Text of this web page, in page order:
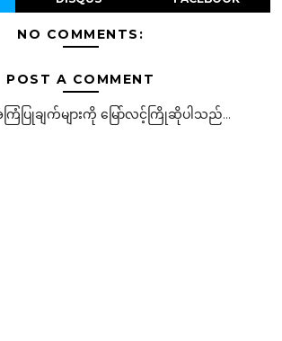
NO COMMENTS:
POST A COMMENT
ပြုချက်များကို မြော်လင့်ကြိုဆိုပါသည်...